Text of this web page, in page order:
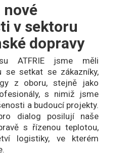
nové
v sektoru
dopravy
ATFRIE jsme měli
se setkat se zákazníky,
z oboru, stejně jako
s nimiž jsme
a budoucí projekty.
dialog posilují naše
s řízenou teplotou,
logistiky, ve kterém